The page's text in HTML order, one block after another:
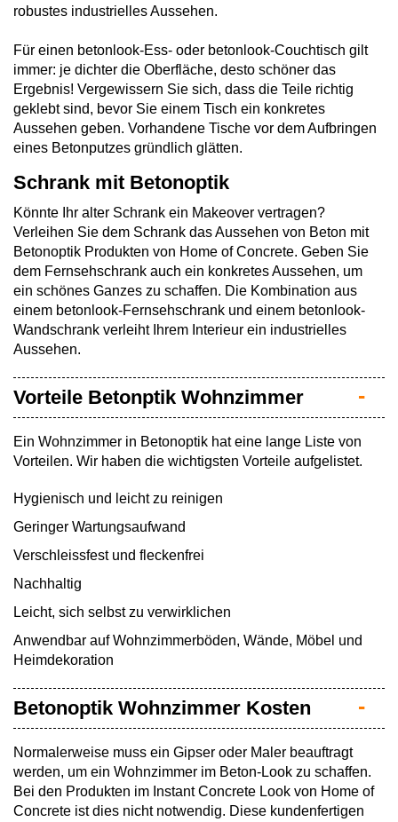
robustes industrielles Aussehen.
Für einen betonlook-Ess- oder betonlook-Couchtisch gilt
immer: je dichter die Oberfläche, desto schöner das
Ergebnis! Vergewissern Sie sich, dass die Teile richtig
geklebt sind, bevor Sie einem Tisch ein konkretes
Aussehen geben. Vorhandene Tische vor dem Aufbringen
eines Betonputzes gründlich glätten.
Schrank mit Betonoptik
Könnte Ihr alter Schrank ein Makeover vertragen?
Verleihen Sie dem Schrank das Aussehen von Beton mit
Betonoptik Produkten von Home of Concrete. Geben Sie
dem Fernsehschrank auch ein konkretes Aussehen, um
ein schönes Ganzes zu schaffen. Die Kombination aus
einem betonlook-Fernsehschrank und einem betonlook-
Wandschrank verleiht Ihrem Interieur ein industrielles
Aussehen.
Vorteile Betonptik Wohnzimmer
Ein Wohnzimmer in Betonoptik hat eine lange Liste von
Vorteilen. Wir haben die wichtigsten Vorteile aufgelistet.
Hygienisch und leicht zu reinigen
Geringer Wartungsaufwand
Verschleissfest und fleckenfrei
Nachhaltig
Leicht, sich selbst zu verwirklichen
Anwendbar auf Wohnzimmerböden, Wände, Möbel und
Heimdekoration
Betonoptik Wohnzimmer Kosten
Normalerweise muss ein Gipser oder Maler beauftragt
werden, um ein Wohnzimmer im Beton-Look zu schaffen.
Bei den Produkten im Instant Concrete Look von Home of
Concrete ist dies nicht notwendig. Diese kundenfertigen